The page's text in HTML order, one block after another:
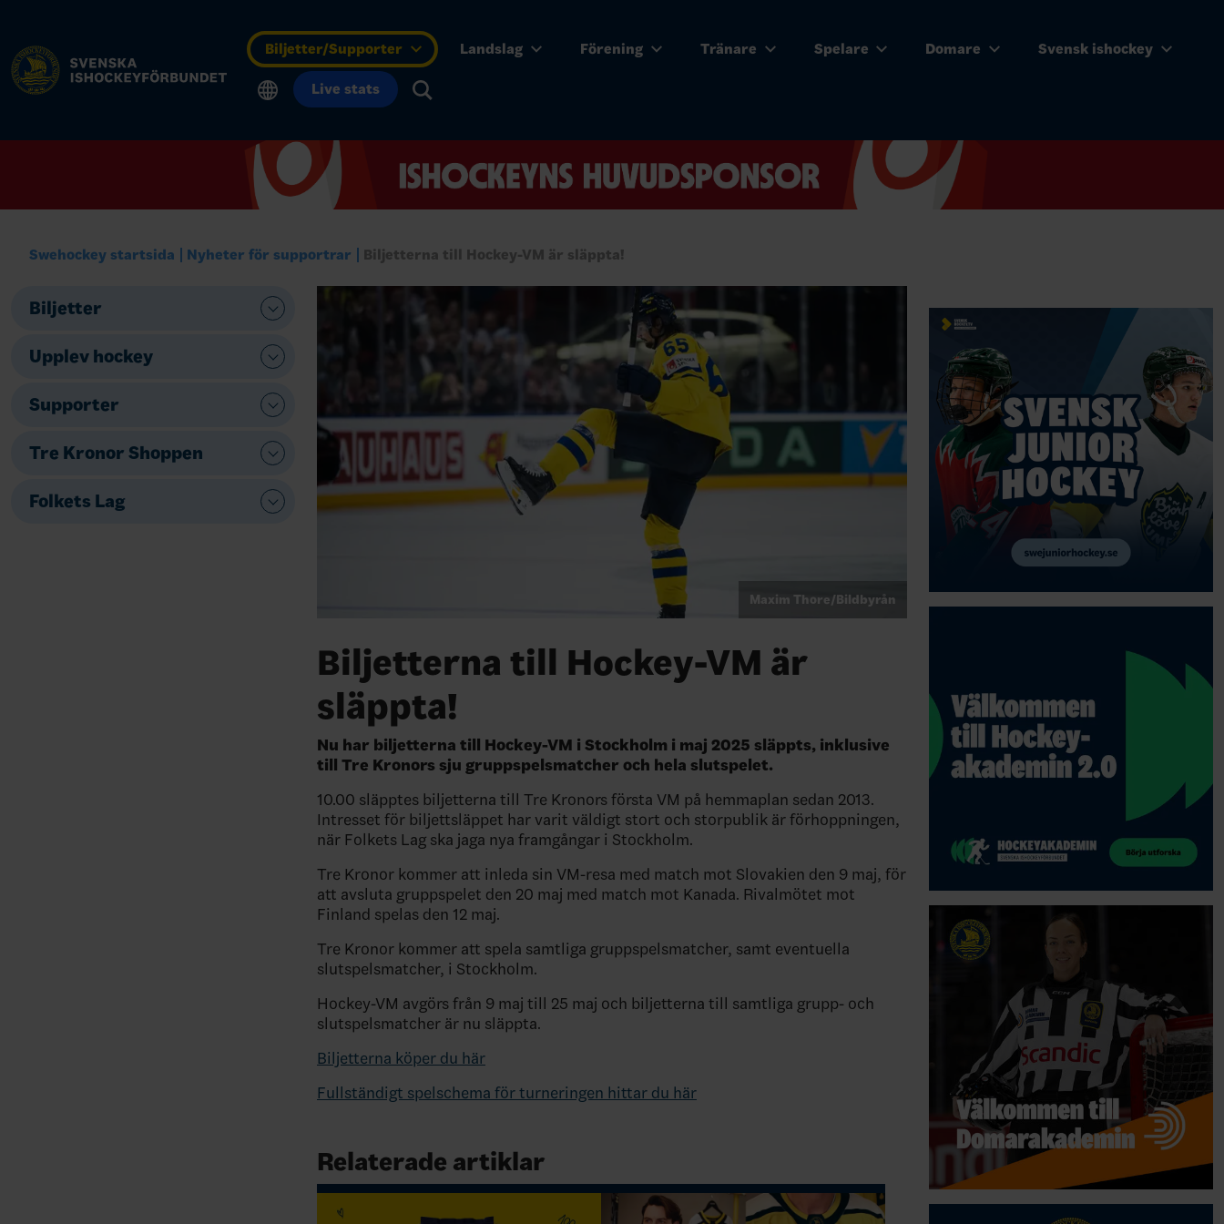
Biljetter/Supporter Landslag Förening Tränare Spelare Domare Svensk ishockey
Live stats
Swehockey startsida Nyheter för supportrar Biljetterna till Hockey-VM är släppta!
Biljetter
Upplev hockey
Supporter
Tre Kronor Shoppen
Folkets Lag
Maxim Thore/Bildbyrån
Biljetterna till Hockey-VM är
släppta!
Nu har biljetterna till Hockey-VM i Stockholm i maj 2025 släppts, inklusive
till Tre Kronors sju gruppspelsmatcher och hela slutspelet.
10.00 släpptes biljetterna till Tre Kronors första VM på hemmaplan sedan 2013.
Intresset för biljettsläppet har varit väldigt stort och storpublik är förhoppningen,
när Folkets Lag ska jaga nya framgångar i Stockholm.
Tre Kronor kommer att inleda sin VM-resa med match mot Slovakien den 9 maj, för
att avsluta gruppspelet den 20 maj med match mot Kanada. Rivalmötet mot
Finland spelas den 12 maj.
Tre Kronor kommer att spela samtliga gruppspelsmatcher, samt eventuella
slutspelsmatcher, i Stockholm.
Hockey-VM avgörs från 9 maj till 25 maj och biljetterna till samtliga grupp- och
slutspelsmatcher är nu släppta.
Biljetterna köper du här
Fullständigt spelschema för turneringen hittar du här
Relaterade artiklar